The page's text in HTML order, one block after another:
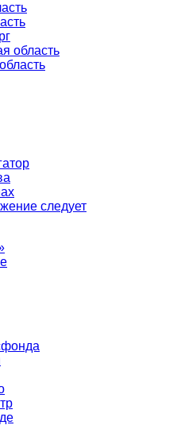
область
следует